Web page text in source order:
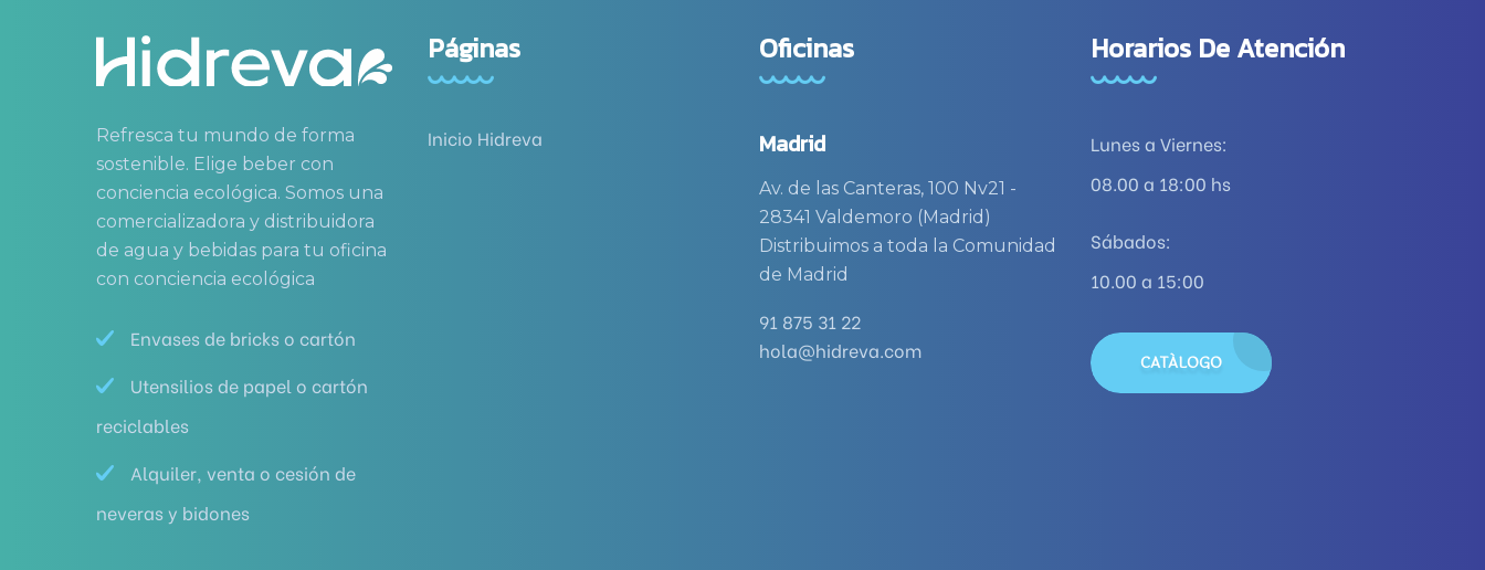
Refresca tu mundo de forma
sostenible. Elige beber con
conciencia ecológica. Somos una
comercializadora y distribuidora
de agua y bebidas para tu oficina
con conciencia ecológica
Envases de bricks o cartón
Utensilios de papel o cartón
reciclables
Alquiler, venta o cesión de
neveras y bidones
Páginas
Inicio Hidreva
Oficinas
Madrid
Av. de las Canteras, 100 Nv21 -
28341 Valdemoro (Madrid)
Distribuimos a toda la Comunidad
de Madrid
91 875 31 22
hola@hidreva.com
Horarios De Atención
Lunes a Viernes:
08.00 a 18:00 hs
Sábados:
10.00 a 15:00
CATÁLOGO